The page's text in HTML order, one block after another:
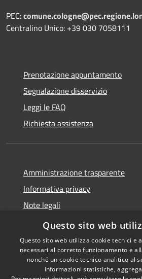
PEC:
Centralino Unico: +39 030 7058111
Prenotazione appuntamento
Segnalazione disservizio
Leggi le FAQ
Richiesta assistenza
Amministrazione trasparente
Informativa privacy
Note legali
Dichiarazione di accessibilità
Questo sito web
Questo sito web utilizza cookie tecnici e
necessari al corretto funzionamento e
nonché un cookie tecnico analitico al
informazioni statistiche,